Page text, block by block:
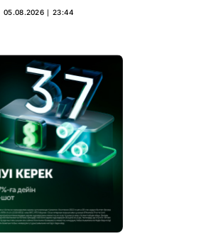
дауыс беруде алға
05.08.2026 ∣ 23:44